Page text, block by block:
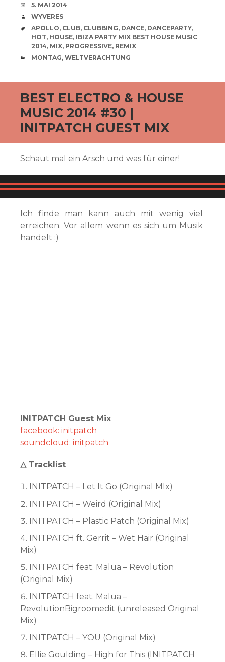
VERABREDUNG
5. MAI 2014
VERFASSER
WYVERES
SCHLAGWÖRTER
APOLLO, CLUB, CLUBBING, DANCE, DANCEPARTY,
HOT, HOUSE, IBIZA PARTY MIX BEST HOUSE MUSIC
2014, MIX, PROGRESSIVE, REMIX
CATEGORIES
MONTAG, WELTVERACHTUNG
BEST ELECTRO & HOUSE
MUSIC 2014 #30 |
INITPATCH GUEST MIX
Schaut mal ein Arsch und was für einer!
Ich finde man kann auch mit wenig viel
erreichen. Vor allem wenn es sich um Musik
handelt :)
INITPATCH Guest Mix
facebook: initpatch
soundcloud: initpatch
△ Tracklist
INITPATCH – Let It Go (Original MIx)
INITPATCH – Weird (Original Mix)
INITPATCH – Plastic Patch (Original Mix)
INITPATCH ft. Gerrit – Wet Hair (Original
Mix)
INITPATCH feat. Malua – Revolution
(Original Mix)
INITPATCH feat. Malua –
RevolutionBigroomedit (unreleased Original
Mix)
INITPATCH – YOU (Original Mix)
Ellie Goulding – High for This (INITPATCH